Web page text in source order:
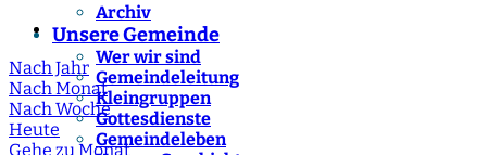
Archiv
Unsere Gemeinde
Wer wir sind
Gemeindeleitung
Kleingruppen
Gottesdienste
Gemeindeleben
Nach Jahr
Nach Monat
Nach Woche
Heute
Gehe zu Monat